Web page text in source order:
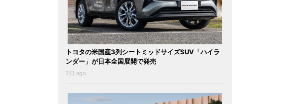
トヨタの米国産3列シートミッドサイズSUV「ハイラ
ンダー」が日本全国展開で発売
2日 ago